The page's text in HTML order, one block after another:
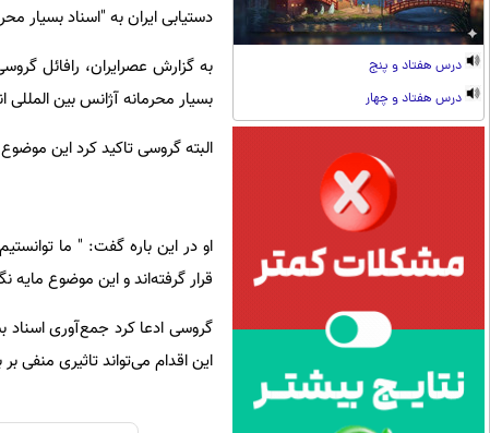
درس هفتاد و پنج
درس هفتاد و چهار
دستیابی ایران به "اسناد بسیار
به گزارش عصرایران، رافائل
بسیار محرمانه آژانس بین
البته گروسی تاکید کرد این
او در این باره گفت: " ما
قرار گرفته‌اند و این موضوع مایه
گروسی ادعا کرد جمع‌آوری اسناد
این اقدام می‌تواند تاثیری منفی